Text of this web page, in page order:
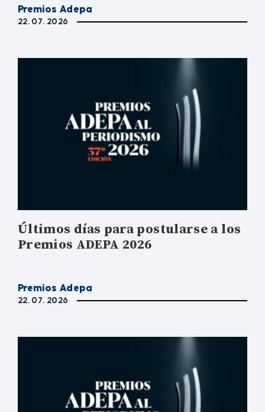
Premios Adepa
22. 07. 2026
Últimos días para postularse a los
Premios ADEPA 2026
Premios Adepa
22. 07. 2026